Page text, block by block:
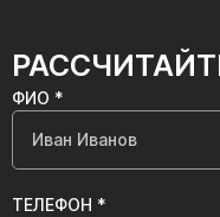
ФИО *
ТЕЛЕФОН *